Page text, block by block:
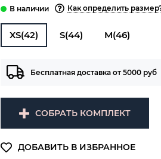
Как определить
XS(42) S(44) M(46)
Бесплатная доставка от 5000 руб
СОБРАТЬ КОМПЛЕКТ